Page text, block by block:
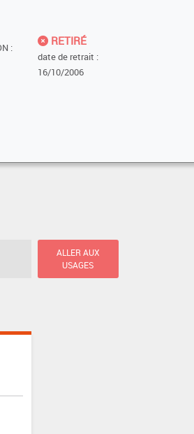
:
RETIRÉ
date de retrait :
16/10/2006
ALLER AUX
USAGES